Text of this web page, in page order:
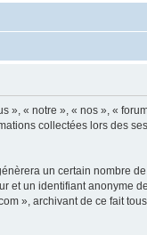
», « notre », « nos », «
collectées lors des
un certain nombre
et un identifiant anonyme
», archivant de ce fait